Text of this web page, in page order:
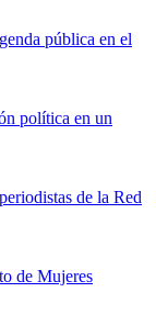
pública en el
política en un
de la Red
de Mujeres